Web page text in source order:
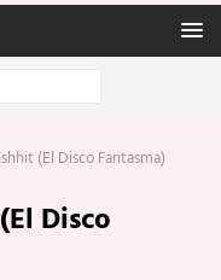
(El Disco Fantasma)
Disco